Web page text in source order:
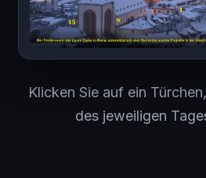
Klicken Sie auf ein
des jeweiligen